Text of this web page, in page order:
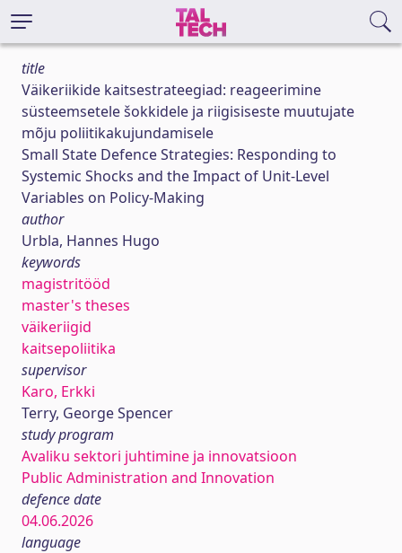
title
Väikeriikide kaitsestrateegiad: reageerimine
süsteemsetele šokkidele ja riigisiseste muutujate
mõju poliitikakujundamisele
Small State Defence Strategies: Responding to
Systemic Shocks and the Impact of Unit-Level
Variables on Policy-Making
author
Urbla, Hannes Hugo
keywords
magistritööd
master's theses
väikeriigid
kaitsepoliitika
supervisor
Karo, Erkki
Terry, George Spencer
study program
Avaliku sektori juhtimine ja innovatsioon
Public Administration and Innovation
defence date
04.06.2026
language